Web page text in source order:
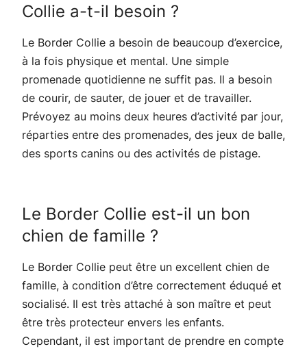
Collie a-t-il besoin ?
Le Border Collie a besoin de beaucoup d’exercice,
à la fois physique et mental. Une simple
promenade quotidienne ne suffit pas. Il a besoin
de courir, de sauter, de jouer et de travailler.
Prévoyez au moins deux heures d’activité par jour,
réparties entre des promenades, des jeux de balle,
des sports canins ou des activités de pistage.
Le Border Collie est-il un bon
chien de famille ?
Le Border Collie peut être un excellent chien de
famille, à condition d’être correctement éduqué et
socialisé. Il est très attaché à son maître et peut
être très protecteur envers les enfants.
Cependant, il est important de prendre en compte